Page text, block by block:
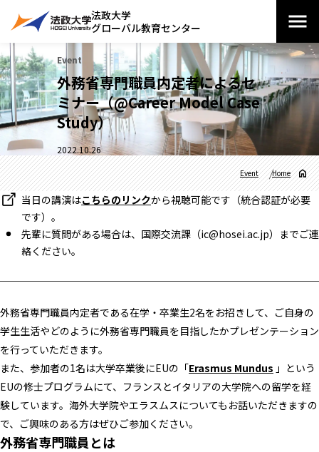
法政大学
グローバル教育センター
Event
外務省専門職員内定者によるセ
ミナー（@Career Model Case
Study）
2022.10.26
Home
Event
当日の講演はこちらのリンクから視聴可能です（統合認証が必要
です）。
先輩に質問がある場合は、国際交流課（ic@hosei.ac.jp）までご連
絡ください。
外務省専門職員内定者である在学・卒業生2名をお招きして、ご自身の
学生生活やどのように外務省専門職員を目指したかプレゼンテーション
を行っていただきます。
また、参加者の1名は大学卒業後にEUの「Erasmus Mundus 」という
EUの修士プログラムにて、フランスとイタリアの大学院への留学を経
験しています。海外大学院やエラスムスについてもお話いただきますの
で、ご興味のある方はぜひご参加ください。
外務省専門職員とは